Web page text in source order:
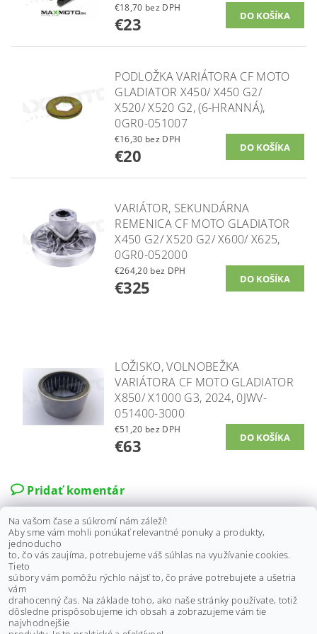
€18,70 bez DPH
€23
PODLOŽKA VARIÁTORA CF MOTO
GLADIATOR X450/ X450 G2/
X520/ X520 G2, (6-HRANNÁ),
0GR0-051007
€16,30 bez DPH
€20
VARIÁTOR, SEKUNDÁRNA
REMENICA CF MOTO GLADIATOR
X450 G2/ X520 G2/ X600/ X625,
0GR0-052000
€264,20 bez DPH
€325
LOŽISKO, VOLNOBEŽKA
VARIÁTORA CF MOTO GLADIATOR
X850/ X1000 G3, 2024, 0JWV-
051400-3000
€51,20 bez DPH
€63
Pridať komentár
DM Domenico Messere
28.5.2021 09:45
uložiť volvo poznať trochu mieru tohto ložiska jednosmerka!
Potrebujem to s vnútorným priemerom 35mm a navíjač 23,90 mm
komplet s jednosmernym
ODPOVEDAŤ
Na vašom čase a súkromí nám záleží!
Aby sme vám mohli ponúkať relevantné ponuky a produkty,
jednoducho
to, čo vás zaujíma, potrebujeme váš súhlas na využívanie cookies.
Tieto
súbory vám pomôžu rýchlo nájsť to, čo práve potrebujete a ušetria
vám
drahocenný čas. Na základe toho, ako naše stránky používate, totiž
dôsledne prispôsobujeme ich obsah a zobrazujeme vám tie
najvhodnejšie